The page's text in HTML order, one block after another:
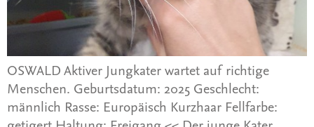
OSWALD Aktiver Jungkater wartet auf richtige
Menschen. Geburtsdatum: 2025 Geschlecht:
männlich Rasse: Europäisch Kurzhaar Fellfarbe: